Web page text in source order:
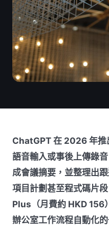
ChatGPT 在 2026 年推
語音輸入或事後上傳錄
成會議摘要，並整理出
項目計劃甚至程式碼片
Plus（月費約 HKD 156
辦公室工作流程自動化